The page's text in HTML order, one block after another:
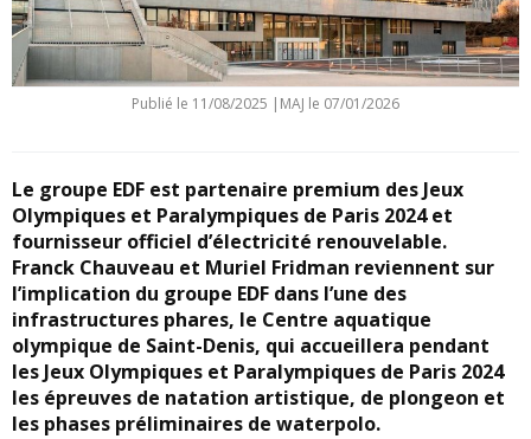
Publié le 11/08/2025 | MAJ le 07/01/2026
Le groupe EDF est partenaire premium des Jeux
Olympiques et Paralympiques de Paris 2024 et
fournisseur officiel d’électricité renouvelable.
Franck Chauveau et Muriel Fridman reviennent sur
l’implication du groupe EDF dans l’une des
infrastructures phares, le Centre aquatique
olympique de Saint-Denis, qui accueillera pendant
les Jeux Olympiques et Paralympiques de Paris 2024
les épreuves de natation artistique, de plongeon et
les phases préliminaires de waterpolo.